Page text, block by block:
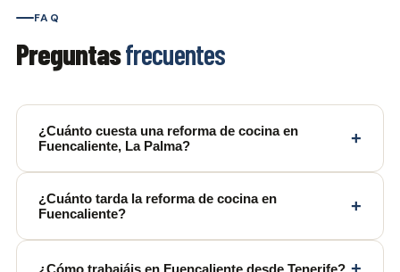
FAQ
Preguntasfrecuentes
¿Cuánto cuesta una reforma de cocina en
Fuencaliente, La Palma?
+
¿Cuánto tarda la reforma de cocina en
Fuencaliente?
+
¿Cómo trabajáis en Fuencaliente desde Tenerife?